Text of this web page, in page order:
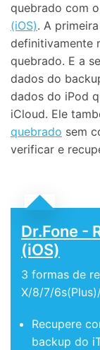
quebrado com o
(iOS). A
definitivamente
quebrado. E a
dados do
dados do iPod
iCloud. Ele
quebrado sem
verificar e
Dr.Fone -
(iOS)
3 formas de
X/8/7/
Recupere
backup do